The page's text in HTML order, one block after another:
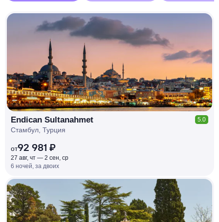
КЕШБЭК
РУБЛЯ
МИ
Д
О 7
Endican Sultanahmet 5.0
Стамбул, Турция
от92 981 ₽
27 авг, чт — 2 сен, ср
6 ночей, за двоих
КЕШБЭК
РУБЛЯ
МИ
Д
О 7
%